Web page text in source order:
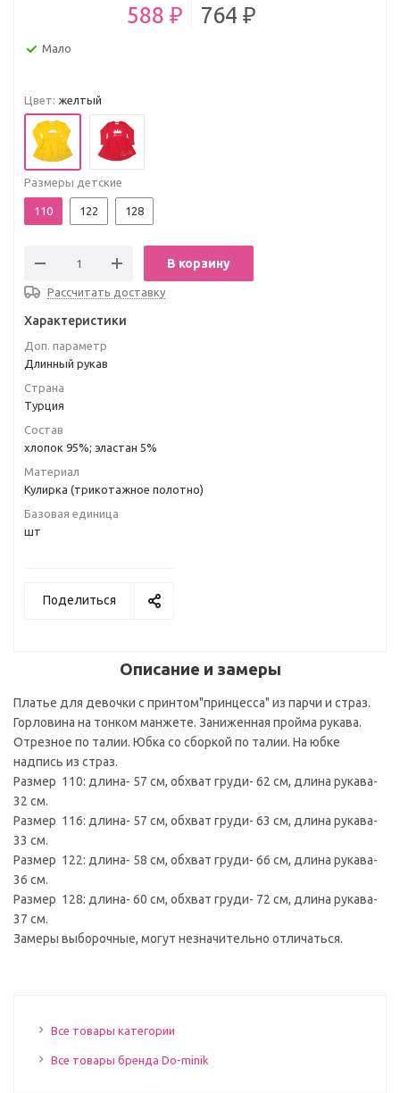
588 ₽ 764 ₽
Мало
Цвет: желтый
Размеры детские
110 122 128
В корзину
Рассчитать доставку
Характеристики
Доп. параметр
Длинный рукав
Страна
Турция
Состав
хлопок 95%; эластан 5%
Материал
Кулирка (трикотажное полотно)
Базовая единица
шт
Поделиться
Описание и замеры
Платье для девочки с принтом"принцесса" из парчи и страз.
Горловина на тонком манжете. Заниженная пройма рукава.
Отрезное по талии. Юбка со сборкой по талии. На юбке
надпись из страз.
Размер 110: длина- 57 см, обхват груди- 62 см, длина рукава-
32 см.
Размер 116: длина- 57 см, обхват груди- 63 см, длина рукава-
33 см.
Размер 122: длина- 58 см, обхват груди- 66 см, длина рукава-
36 см.
Размер 128: длина- 60 см, обхват груди- 72 см, длина рукава-
37 см.
Замеры выборочные, могут незначительно отличаться.
Все товары категории
Все товары бренда Do-minik